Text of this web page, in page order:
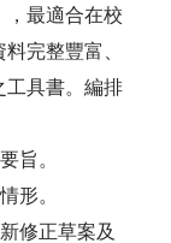
，最適合在校
完整豐富、
工具書。編排
旨。
形。
修正草案及